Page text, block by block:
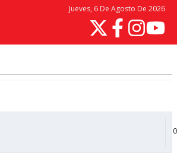
Jueves, 6 De Agosto De 2026